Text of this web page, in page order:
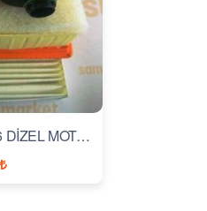
DOBLO FİLTRE KİT 1.6 DİZEL MOTOR 2010 SONRASI